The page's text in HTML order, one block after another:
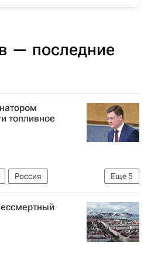
— последние
топливное
Еще5
Россия
Новак
Экономика